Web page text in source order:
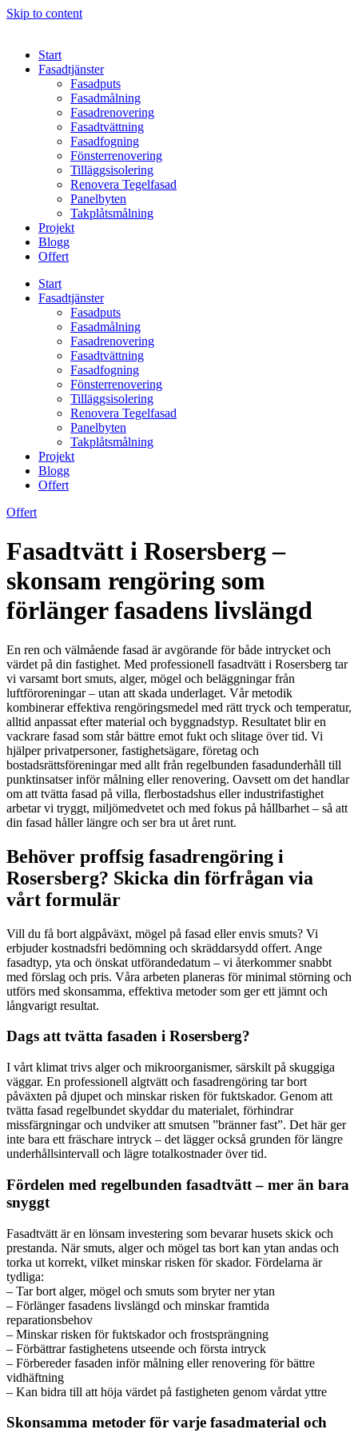
Skip to content
Start
Fasadtjänster
Fasadputs
Fasadmålning
Fasadrenovering
Fasadtvättning
Fasadfogning
Fönsterrenovering
Tilläggsisolering
Renovera Tegelfasad
Panelbyten
Takplåtsmålning
Projekt
Blogg
Offert
Start
Fasadtjänster
Fasadputs
Fasadmålning
Fasadrenovering
Fasadtvättning
Fasadfogning
Fönsterrenovering
Tilläggsisolering
Renovera Tegelfasad
Panelbyten
Takplåtsmålning
Projekt
Blogg
Offert
Offert
Fasadtvätt i Rosersberg –
skonsam rengöring som
förlänger fasadens livslängd
En ren och välmående fasad är avgörande för både intrycket och
värdet på din fastighet. Med professionell fasadtvätt i Rosersberg tar
vi varsamt bort smuts, alger, mögel och beläggningar från
luftföroreningar – utan att skada underlaget. Vår metodik
kombinerar effektiva rengöringsmedel med rätt tryck och temperatur,
alltid anpassat efter material och byggnadstyp. Resultatet blir en
vackrare fasad som står bättre emot fukt och slitage över tid. Vi
hjälper privatpersoner, fastighetsägare, företag och
bostadsrättsföreningar med allt från regelbunden fasadunderhåll till
punktinsatser inför målning eller renovering. Oavsett om det handlar
om att tvätta fasad på villa, flerbostadshus eller industrifastighet
arbetar vi tryggt, miljömedvetet och med fokus på hållbarhet – så att
din fasad håller längre och ser bra ut året runt.
Behöver proffsig fasadrengöring i
Rosersberg? Skicka din förfrågan via
vårt formulär
Vill du få bort algpåväxt, mögel på fasad eller envis smuts? Vi
erbjuder kostnadsfri bedömning och skräddarsydd offert. Ange
fasadtyp, yta och önskat utförandedatum – vi återkommer snabbt
med förslag och pris. Våra arbeten planeras för minimal störning och
utförs med skonsamma, effektiva metoder som ger ett jämnt och
långvarigt resultat.
Dags att tvätta fasaden i Rosersberg?
I vårt klimat trivs alger och mikroorganismer, särskilt på skuggiga
väggar. En professionell algtvätt och fasadrengöring tar bort
påväxten på djupet och minskar risken för fuktskador. Genom att
tvätta fasad regelbundet skyddar du materialet, förhindrar
missfärgningar och undviker att smutsen ”bränner fast”. Det här ger
inte bara ett fräschare intryck – det lägger också grunden för längre
underhållsintervall och lägre totalkostnader över tid.
Fördelen med regelbunden fasadtvätt – mer än bara
snyggt
Fasadtvätt är en lönsam investering som bevarar husets skick och
prestanda. När smuts, alger och mögel tas bort kan ytan andas och
torka ut korrekt, vilket minskar risken för skador. Fördelarna är
tydliga:
– Tar bort alger, mögel och smuts som bryter ner ytan
– Förlänger fasadens livslängd och minskar framtida
reparationsbehov
– Minskar risken för fuktskador och frostsprängning
– Förbättrar fastighetens utseende och första intryck
– Förbereder fasaden inför målning eller renovering för bättre
vidhäftning
– Kan bidra till att höja värdet på fastigheten genom vårdat yttre
Skonsamma metoder för varje fasadmaterial och